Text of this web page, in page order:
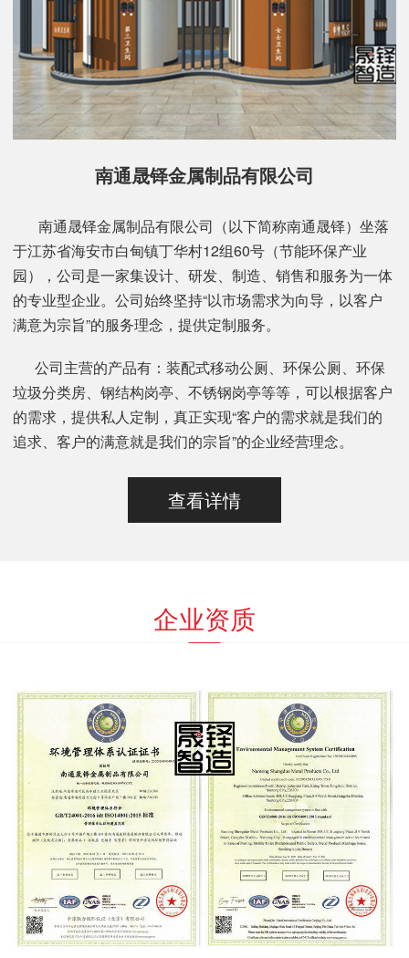
南通晟铎金属制品有限公司
南通晟铎金属制品有限公司（以下简称南通晟铎）坐落
于江苏省海安市白甸镇丁华村12组60号（节能环保产业
园），公司是一家集设计、研发、制造、销售和服务为一体
的专业型企业。公司始终坚持“以市场需求为向导，以客户
满意为宗旨”的服务理念，提供定制服务。
公司主营的产品有：装配式移动公厕、环保公厕、环保
垃圾分类房、钢结构岗亭、不锈钢岗亭等等，可以根据客户
的需求，提供私人定制，真正实现“客户的需求就是我们的
追求、客户的满意就是我们的宗旨”的企业经营理念。
查看详情
企业资质